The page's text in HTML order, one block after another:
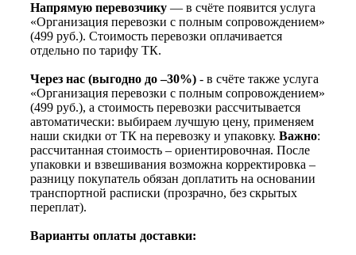
Напрямую перевозчику — в счёте появится услуга
«Организация перевозки с полным сопровождением»
(499 руб.). Стоимость перевозки оплачивается
отдельно по тарифу ТК.
Через нас (выгодно до –30%) - в счёте также услуга
«Организация перевозки с полным сопровождением»
(499 руб.), а стоимость перевозки рассчитывается
автоматически: выбираем лучшую цену, применяем
наши скидки от ТК на перевозку и упаковку. Важно:
рассчитанная стоимость – ориентировочная. После
упаковки и взвешивания возможна корректировка –
разницу покупатель обязан доплатить на основании
транспортной расписки (прозрачно, без скрытых
переплат).
Варианты оплаты доставки: